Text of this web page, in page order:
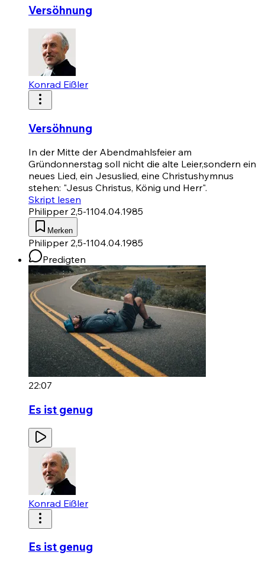
Versöhnung
Konrad Eißler
Versöhnung
In der Mitte der Abendmahlsfeier am
Gründonnerstag soll nicht die alte Leier,sondern ein
neues Lied, ein Jesuslied, eine Christushymnus
stehen: "Jesus Christus, König und Herr".
Skript lesen
Philipper 2,5-1104.04.1985
Merken
Philipper 2,5-1104.04.1985
Predigten
22:07
Es ist genug
Konrad Eißler
Es ist genug